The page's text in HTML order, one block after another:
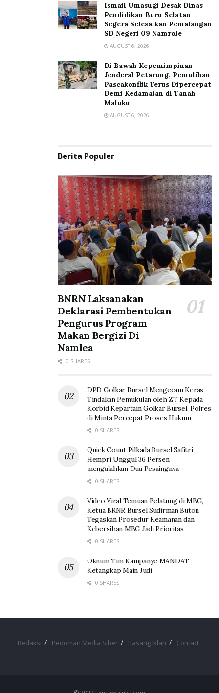
Ismail Umasugi Desak Dinas
Pendidikan Buru Selatan
Segera Selesaikan Pemalangan
SD Negeri 09 Namrole
AUGUST 6, 2026
Di Bawah Kepemimpinan
Jenderal Petarung, Pemulihan
Pascakonflik Terus Dipercepat
Demi Kedamaian di Tanah
Maluku
AUGUST 6, 2026
Berita Populer
BNRN Laksanakan
Deklarasi Pembentukan
Pengurus Program
Makan Bergizi Di
Namlea
0 SHARES
DPD Golkar Bursel Mengecam Keras
Tindakan Pemukulan oleh ZT Kepada
Korbid Kepartain Golkar Bursel, Polres
di Minta Percepat Proses Hukum
0 SHARES
Quick Count Pilkada Bursel Safitri –
Hempri Unggul 36 Persen
mengalahkan Dua Pesaingnya
0 SHARES
Video Viral Temuan Belatung di MBG,
Ketua BRNR Bursel Sudirman Buton
Tegaskan Prosedur Keamanan dan
Kebersihan MBG Jadi Prioritas
0 SHARES
Oknum Tim Kampanye MANDAT
Ketangkap Main Judi
0 SHARES
Redaksi Pedoman Media Siber Pasang Iklan Contact